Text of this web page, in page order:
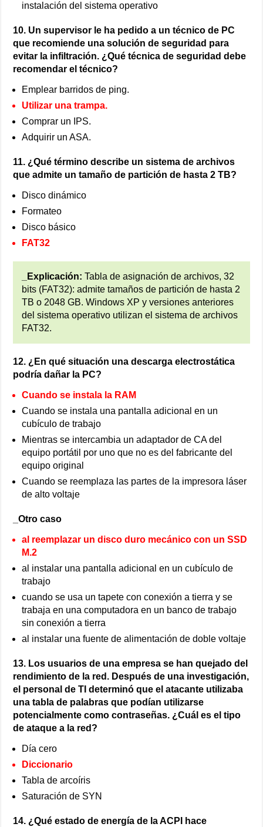
instalación del sistema operativo
10. Un supervisor le ha pedido a un técnico de PC
que recomiende una solución de seguridad para
evitar la infiltración. ¿Qué técnica de seguridad debe
recomendar el técnico?
Emplear barridos de ping.
Utilizar una trampa.
Comprar un IPS.
Adquirir un ASA.
11. ¿Qué término describe un sistema de archivos
que admite un tamaño de partición de hasta 2 TB?
Disco dinámico
Formateo
Disco básico
FAT32
_Explicación:Tabla de asignación de archivos, 32
bits (FAT32): admite tamaños de partición de hasta 2
TB o 2048 GB. Windows XP y versiones anteriores
del sistema operativo utilizan el sistema de archivos
FAT32.
12. ¿En qué situación una descarga electrostática
podría dañar la PC?
Cuando se instala la RAM
Cuando se instala una pantalla adicional en un
cubículo de trabajo
Mientras se intercambia un adaptador de CA del
equipo portátil por uno que no es del fabricante del
equipo original
Cuando se reemplaza las partes de la impresora láser
de alto voltaje
_Otro caso
al reemplazar un disco duro mecánico con un SSD
M.2
al instalar una pantalla adicional en un cubículo de
trabajo
cuando se usa un tapete con conexión a tierra y se
trabaja en una computadora en un banco de trabajo
sin conexión a tierra
al instalar una fuente de alimentación de doble voltaje
13. Los usuarios de una empresa se han quejado del
rendimiento de la red. Después de una investigación,
el personal de TI determinó que el atacante utilizaba
una tabla de palabras que podían utilizarse
potencialmente como contraseñas. ¿Cuál es el tipo
de ataque a la red?
Día cero
Diccionario
Tabla de arcoíris
Saturación de SYN
14. ¿Qué estado de energía de la ACPI hace